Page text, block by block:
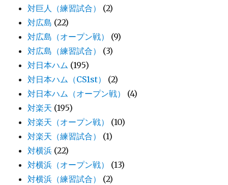
対巨人（練習試合）
(2)
対広島 (22)
対広島（オープン戦）
(9)
対広島（練習試合）
(3)
対日本ハム (195)
対日本ハム（CS1st）
(2)
対日本ハム（オープン戦）
(4)
対楽天 (195)
対楽天（オープン戦）
(10)
対楽天（練習試合）
(1)
対横浜 (22)
対横浜（オープン戦）
(13)
対横浜（練習試合）
(2)